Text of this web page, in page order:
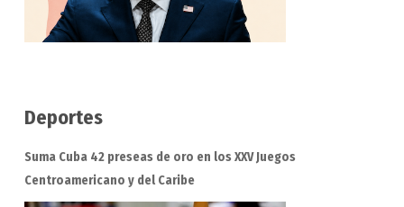
Deportes
Suma Cuba 42 preseas de oro en los XXV Juegos
Centroamericano y del Caribe